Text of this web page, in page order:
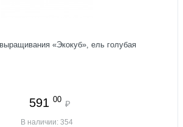
«Экокуб», ель голубая
591 00 ₽
В наличии: 354